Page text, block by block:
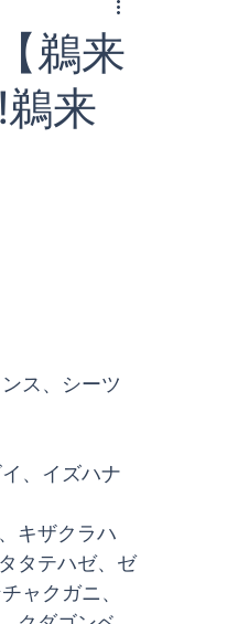
竹野ツアー
鵜来
来
ス、シーツ
、イズハナ
キザクラハ
タテハゼ、ゼ
ャクガニ、